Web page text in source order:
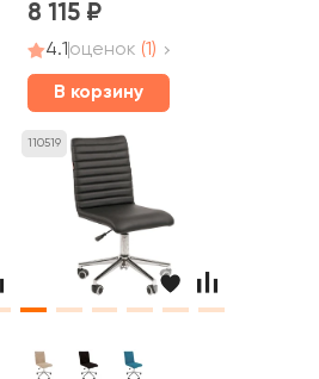
8 115
4.1 оценок (1)
В корзину
110519